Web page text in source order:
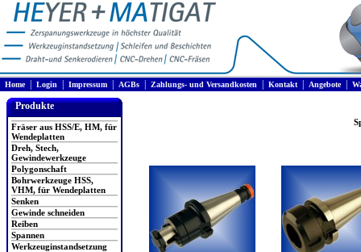
Home| Login Impressum AGBs Zahlungs- und Versandkosten Kontakt| Angebote|
Produkte
Fräser aus HSS/E, HM, für
Wendeplatten
Dreh, Stech,
Gewindewerkzeuge
Polygonschaft
Bohrwerkzeuge HSS,
VHM, für Wendeplatten
Senken
Gewinde schneiden
Reiben
Spannen
Werkzeuginstandsetzung